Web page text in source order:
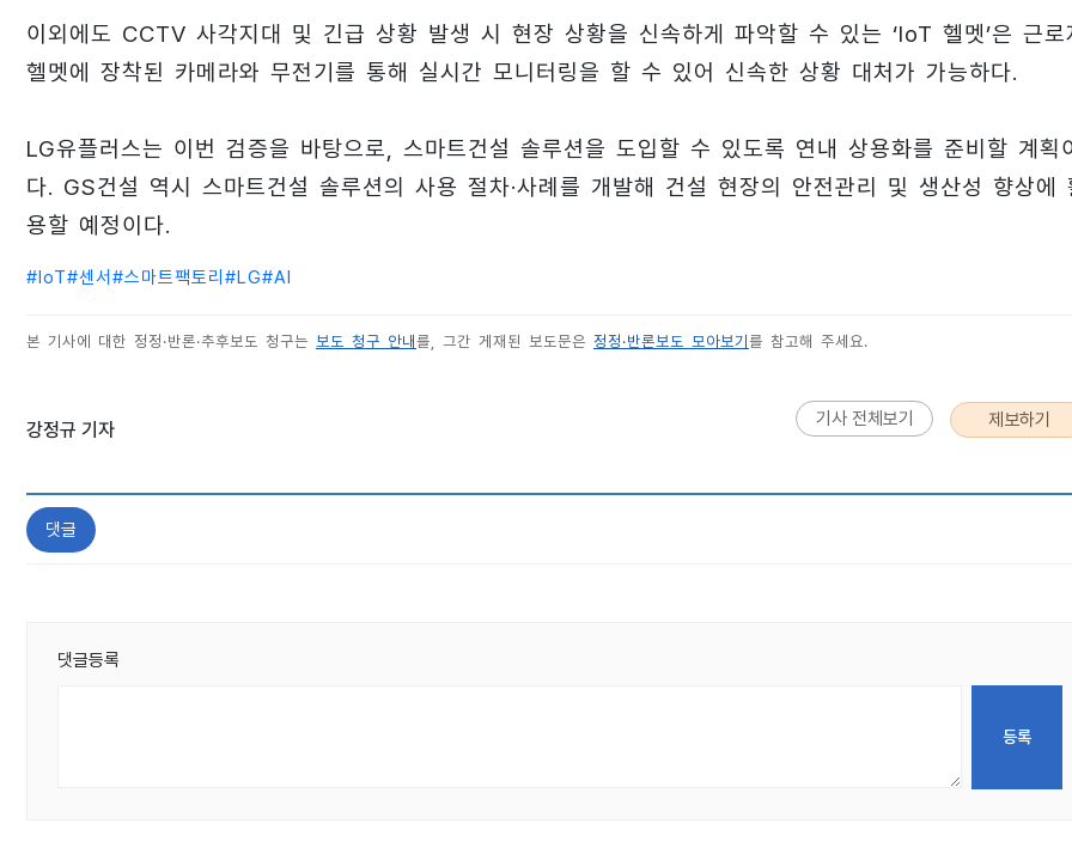
이외에도 CCTV 사각지대 및 긴급 상황 발생 시 현장 상황을 신속하게 파악할 수 있는 ‘IoT 헬멧’은 근로
헬멧에 장착된 카메라와 무전기를 통해 실시간 모니터링을 할 수 있어 신속한 상황 대처가 가능하다.
LG유플러스는 이번 검증을 바탕으로, 스마트건설 솔루션을 도입할 수 있도록 연내 상용화를 준비할 계획
다. GS건설 역시 스마트건설 솔루션의 사용 절차·사례를 개발해 건설 현장의 안전관리 및 생산성 향상에
용할 예정이다.
#IoT#센서 #스마트팩토리 #LG#AI
본 기사에 대한 정정·반론·추후보도 청구는 보도 청구 안내를, 그간 게재된 보도문은 정정·반론보도 모아보기를 참고해 주세요.
강정규 기자 기사 전체보기 제보하기
댓글
댓글등록